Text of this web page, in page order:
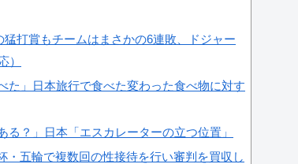
打賞もチームはまさかの6連敗、ドジャー
）
た」日本旅行で食べた変わった食べ物に対す
？」日本「エスカレーターの立つ位置」
・五輪で複数回の性接待を行い審判を買収し